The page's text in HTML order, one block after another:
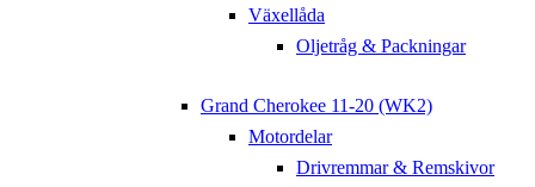
Växellåda
Oljetråg & Packningar
Grand Cherokee 11-20 (WK2)
Motordelar
Drivremmar & Remskivor